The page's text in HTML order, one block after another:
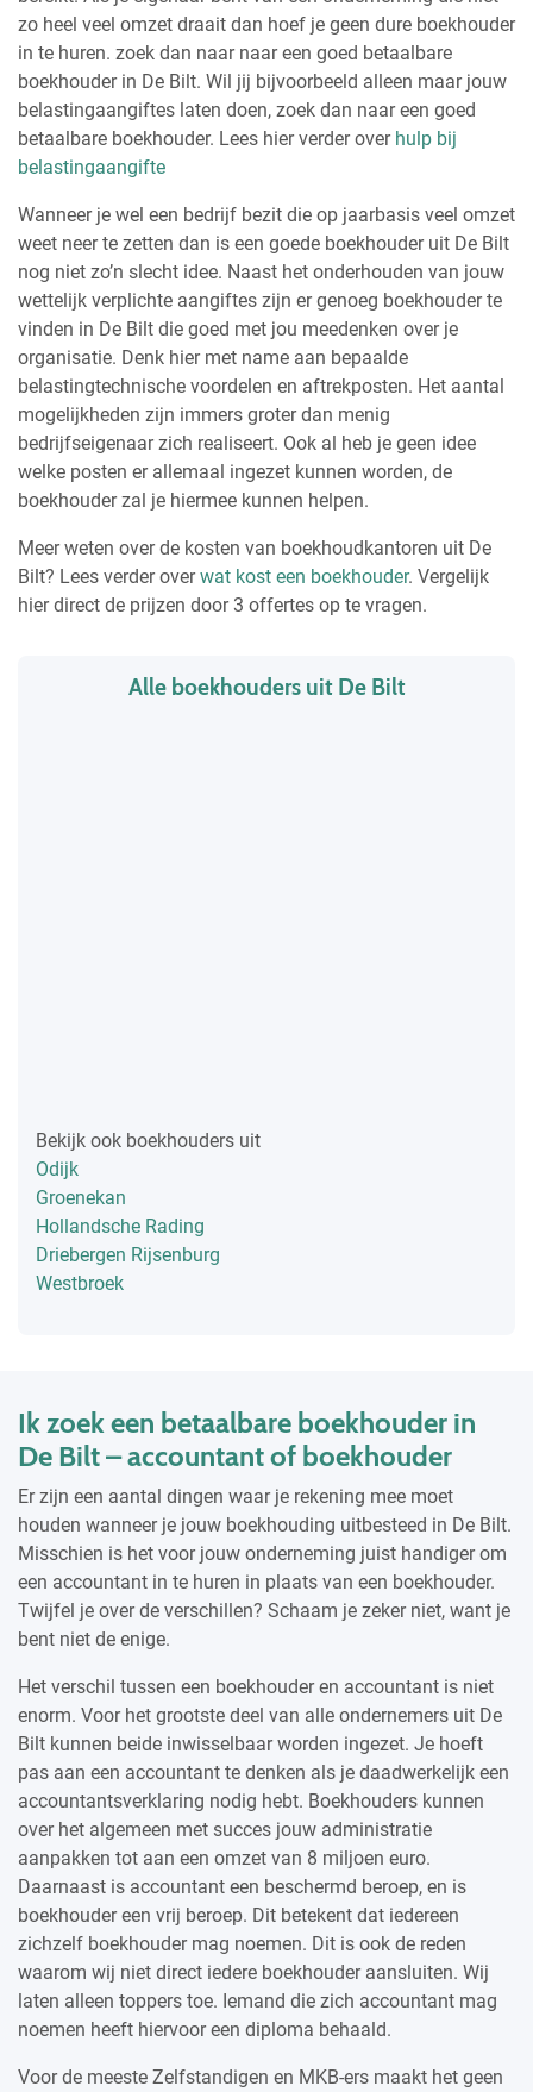
zo heel veel omzet draait dan hoef je geen dure boekhouder
in te huren. zoek dan naar naar een goed betaalbare
boekhouder in De Bilt. Wil jij bijvoorbeeld alleen maar jouw
belastingaangiftes laten doen, zoek dan naar een goed
betaalbare boekhouder. Lees hier verder over hulp bij
belastingaangifte
Wanneer je wel een bedrijf bezit die op jaarbasis veel omzet
weet neer te zetten dan is een goede boekhouder uit De Bilt
nog niet zo’n slecht idee. Naast het onderhouden van jouw
wettelijk verplichte aangiftes zijn er genoeg boekhouder te
vinden in De Bilt die goed met jou meedenken over je
organisatie. Denk hier met name aan bepaalde
belastingtechnische voordelen en aftrekposten. Het aantal
mogelijkheden zijn immers groter dan menig
bedrijfseigenaar zich realiseert. Ook al heb je geen idee
welke posten er allemaal ingezet kunnen worden, de
boekhouder zal je hiermee kunnen helpen.
Meer weten over de kosten van boekhoudkantoren uit De
Bilt? Lees verder overwat kost een boekhouder. Vergelijk
hier direct de prijzen door 3 offertes op te vragen.
Alle boekhouders uit De Bilt
Bekijk ook boekhouders uit
Odijk
Groenekan
Hollandsche Rading
Driebergen Rijsenburg
Westbroek
Ik zoek een betaalbare boekhouder in
De Bilt – accountant of boekhouder
Er zijn een aantal dingen waar je rekening mee moet
houden wanneer je jouw boekhouding uitbesteed in De Bilt.
Misschien is het voor jouw onderneming juist handiger om
een accountant in te huren in plaats van een boekhouder.
Twijfel je over de verschillen? Schaam je zeker niet, want je
bent niet de enige.
Het verschil tussen een boekhouder en accountant is niet
enorm. Voor het grootste deel van alle ondernemers uit De
Bilt kunnen beide inwisselbaar worden ingezet. Je hoeft
pas aan een accountant te denken als je daadwerkelijk een
accountantsverklaring nodig hebt. Boekhouders kunnen
over het algemeen met succes jouw administratie
aanpakken tot aan een omzet van 8 miljoen euro.
Daarnaast is accountant een beschermd beroep, en is
boekhouder een vrij beroep. Dit betekent dat iedereen
zichzelf boekhouder mag noemen. Dit is ook de reden
waarom wij niet direct iedere boekhouder aansluiten. Wij
laten alleen toppers toe. Iemand die zich accountant mag
noemen heeft hiervoor een diploma behaald.
Voor de meeste Zelfstandigen en MKB-ers maakt het geen